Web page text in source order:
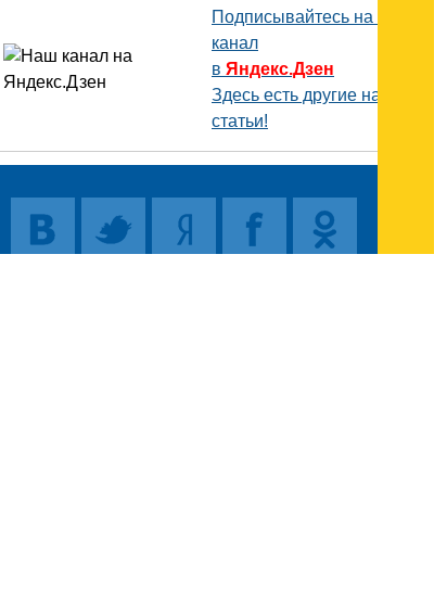
Подписывайтесь на наш
канал
в Яндекс.Дзен
Здесь есть другие наши
статьи!